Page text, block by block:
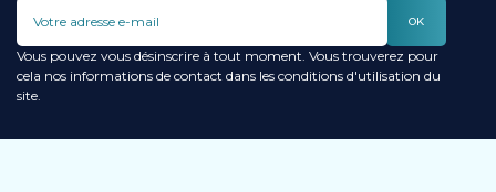
OK
Vous pouvez vous désinscrire à tout moment. Vous trouverez pour
cela nos informations de contact dans les conditions d'utilisation du
site.